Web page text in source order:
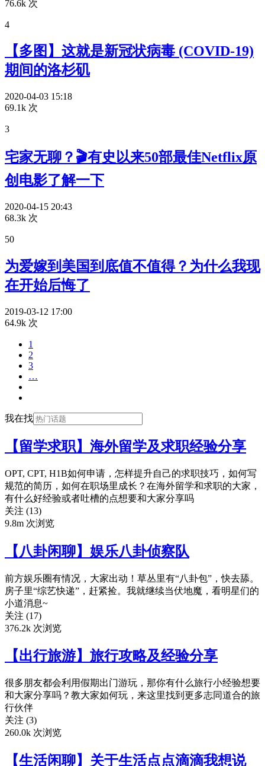
76.6k 次
4
【多图】这就是新冠状病毒 (COVID-19)
期间的洛杉矶
2020-04-03 15:18
69.1k 次
3
宅家无聊？🎬有史以来50部最佳Netflix原
创电影了解一下
2020-04-15 20:43
68.3k 次
50
为爱嫁到美国到底值不值得？为什么我现
在开始后悔了
2019-03-12 17:00
64.9k 次
1
2
3
…
我在找
【留学求职】海外留学及求职经验分享
OPT, CPT, H1B如何申请，怎样提升自己的求职技巧，如何写
规范的简历，如何在职场里成长？在海外留学和求职的大家，
有什么好经验或者吐槽的点想要和大家分享吗
关注 (13)
9.8m 次浏览
【八卦闲聊】娱乐八卦侦察队
前方娱乐圈有情况，大家出动！草丛里有“八卦包”，快去舔。
房子里“综艺快递”，赶紧捡。我就继续当伏地魔，看明星们的
小道消息~
关注 (17)
376.2k 次浏览
【出行旅游】旅行攻略及经验分享
很多朋友都会利用假期出门游玩，那你有什么旅行小经验想要
和大家分享吗？教大家如何玩，来这里找到更多志同道合的旅
行伙伴
关注 (3)
260.0k 次浏览
【生活闲聊】关于生活点点滴滴我想说